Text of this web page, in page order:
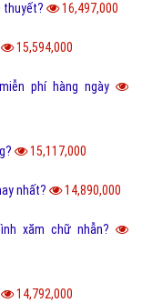
thuyết? 16,497,000
15,594,000
phí hàng ngày
15,117,000
nhất? 14,890,000
xăm chữ nhẫn?
14,792,000